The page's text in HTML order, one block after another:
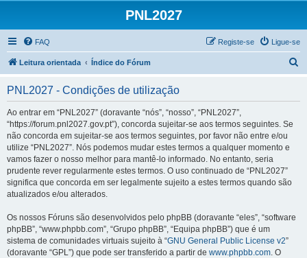
PNL2027
FAQ Ligue-se
Registe-se
Leitura orientada Índice do Fórum
PNL2027 - Condições de utilização
Ao entrar em “PNL2027” (doravante “nós”, “nosso”, “PNL2027”,
“https://forum.pnl2027.gov.pt”), concorda sujeitar-se aos termos seguintes. Se
não concorda em sujeitar-se aos termos seguintes, por favor não entre e/ou
utilize “PNL2027”. Nós podemos mudar estes termos a qualquer momento e
vamos fazer o nosso melhor para mantê-lo informado. No entanto, seria
prudente rever regularmente estes termos. O uso continuado de “PNL2027”
significa que concorda em ser legalmente sujeito a estes termos quando são
atualizados e/ou alterados.
Os nossos Fóruns são desenvolvidos pelo phpBB (doravante “eles”, “software
phpBB”, “www.phpbb.com”, “Grupo phpBB”, “Equipa phpBB”) que é um
sistema de comunidades virtuais sujeito à “GNU General Public License v2”
(doravante “GPL”) que pode ser transferido a partir de www.phpbb.com. O